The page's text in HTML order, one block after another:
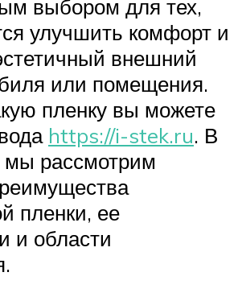
выбором для тех,
улучшить комфорт и
внешний
или помещения.
пленку вы можете
https://i-stek.ru. В
мы рассмотрим
пленки, ее
и области